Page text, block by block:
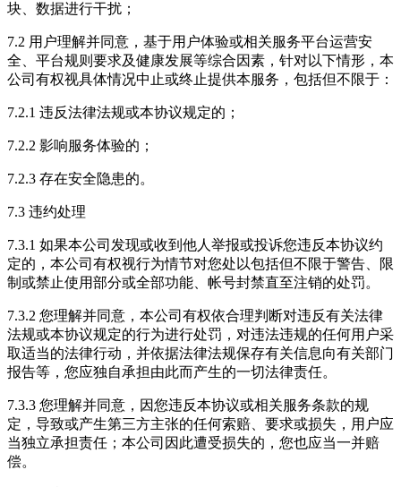
块、数据进行干扰；
7.2 用户理解并同意，基于用户体验或相关服务平台运营安
全、平台规则要求及健康发展等综合因素，针对以下情形，本
公司有权视具体情况中止或终止提供本服务，包括但不限于：
7.2.1 违反法律法规或本协议规定的；
7.2.2 影响服务体验的；
7.2.3 存在安全隐患的。
7.3 违约处理
7.3.1 如果本公司发现或收到他人举报或投诉您违反本协议约
定的，本公司有权视行为情节对您处以包括但不限于警告、限
制或禁止使用部分或全部功能、帐号封禁直至注销的处罚。
7.3.2 您理解并同意，本公司有权依合理判断对违反有关法律
法规或本协议规定的行为进行处罚，对违法违规的任何用户采
取适当的法律行动，并依据法律法规保存有关信息向有关部门
报告等，您应独自承担由此而产生的一切法律责任。
7.3.3 您理解并同意，因您违反本协议或相关服务条款的规
定，导致或产生第三方主张的任何索赔、要求或损失，用户应
当独立承担责任；本公司因此遭受损失的，您也应当一并赔
偿。